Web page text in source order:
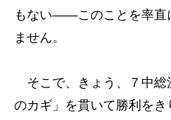
もない――このことを率直
ません。
そこで、きょう、７中総
のカギ」を貫いて勝利をき